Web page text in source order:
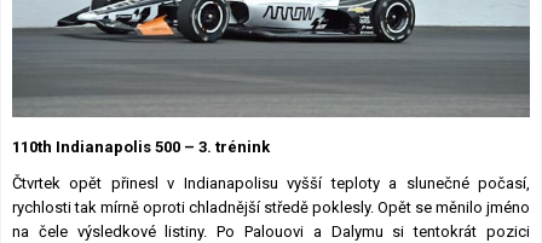
Lexikon F1
110th Indianapolis 500 – 3. trénink
Čtvrtek opět přinesl v Indianapolisu vyšší teploty a slunečné počasí,
rychlosti tak mírně oproti chladnější středě poklesly. Opět se měnilo jméno
na čele výsledkové listiny. Po Palouovi a Dalymu si tentokrát pozici